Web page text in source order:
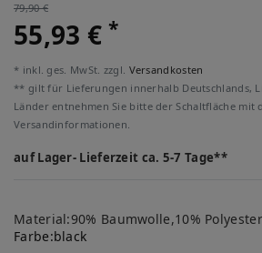
79,90 €
55,93 €*
* inkl. ges. MwSt. zzgl. Versandkosten
** gilt für Lieferungen innerhalb Deutschlands,
Länder entnehmen Sie bitte der Schaltfläche mit
Versandinformationen.
auf Lager- Lieferzeit ca. 5-7 Tage**
Material:90% Baumwolle,10% Polyester
Farbe:black